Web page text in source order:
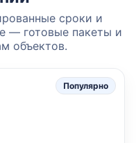
сроки и
— готовые пакеты и
объектов.
Популярно